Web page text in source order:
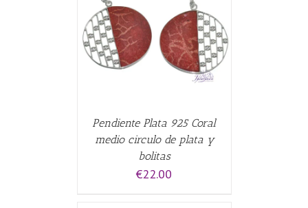
Pendiente Plata 925 Coral
medio circulo de plata y
bolitas
€22.00